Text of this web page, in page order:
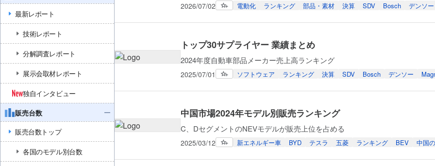
最新レポート
技術レポート
分解調査レポート
展示会取材レポート
独自インタビュー
販売台数
販売台数トップ
各国のモデル別台数
2026/07/02 電動化 ランキング 部品・素材 決算 SDV Bosch デンソー
トップ30サプライヤー 業績まとめ
2024年度自動車部品メーカー売上高ランキング
2025/07/01 ソフトウェア ランキング 決算 SDV Bosch デンソー
中国市場2024年モデル別販売ランキング
C、DセグメントのNEVモデルが販売上位を占める
2025/03/12 新エネルギー車 BYD テスラ 五菱 ランキング BEV 中国